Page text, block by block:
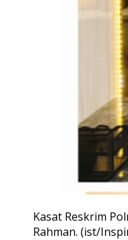
Kasat Reskrim
Rahman. (ist/